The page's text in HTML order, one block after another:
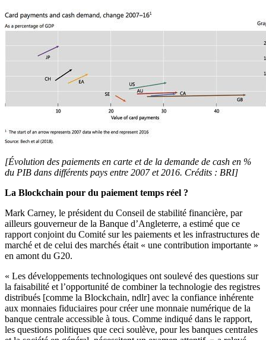
[Évolution des paiements en carte et de la demande de cash en %
du PIB dans différents pays entre 2007 et 2016. Crédits : BRI]
La Blockchain pour du paiement temps réel ?
Mark Carney, le président du Conseil de stabilité financière, par
ailleurs gouverneur de la Banque d’Angleterre, a estimé que ce
rapport conjoint du Comité sur les paiements et les infrastructures de
marché et de celui des marchés était « une contribution importante »
en amont du G20.
« Les développements technologiques ont soulevé des questions sur
la faisabilité et l’opportunité de combiner la technologie des registres
distribués [comme la Blockchain, ndlr] avec la confiance inhérente
aux monnaies fiduciaires pour créer une monnaie numérique de la
banque centrale accessible à tous. Comme indiqué dans le rapport,
les questions politiques que ceci soulève, pour les banques centrales